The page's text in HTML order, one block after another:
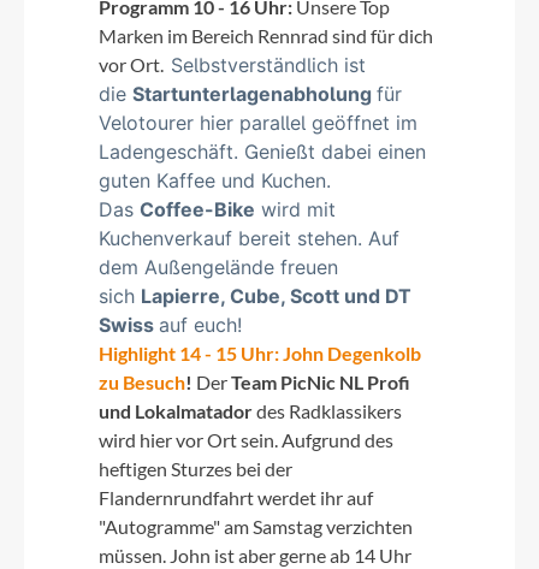
Programm 10 - 16 Uhr: Unsere Top
Marken im Bereich Rennrad sind für dich
vor Ort. Selbstverständlich ist
die Startunterlagenabholung für
Velotourer hier parallel geöffnet im
Ladengeschäft. Genießt dabei einen
guten Kaffee und Kuchen.
Das Coffee-Bike wird mit
Kuchenverkauf bereit stehen. Auf
dem Außengelände freuen
sich Lapierre, Cube, Scott und DT
Swiss auf euch!
Highlight 14 - 15 Uhr: John Degenkolb
zu Besuch! DerTeam PicNic NL Profi
und Lokalmatadordes Radklassikers
wird hier vor Ort sein. Aufgrund des
heftigen Sturzes bei der
Flandernrundfahrt werdet ihr auf
"Autogramme" am Samstag verzichten
müssen. John ist aber gerne ab 14 Uhr